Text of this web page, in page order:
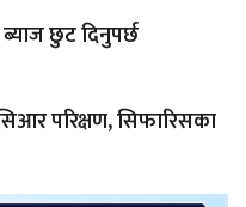
छुट दिनुपर्छ
परिक्षण, सिफारिसका